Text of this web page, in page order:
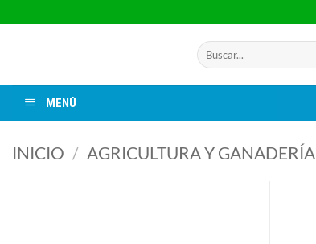
al
Buscar
por:
MENÚ
INICIO / AGRICULTURA Y GANADERÍA